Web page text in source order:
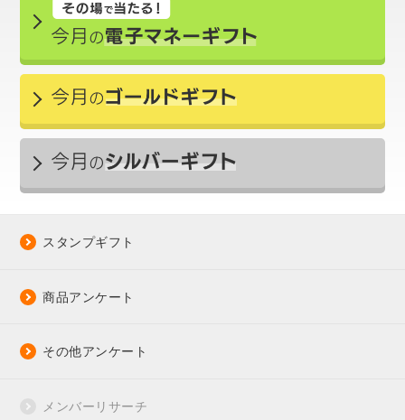
スタンプギフト
商品アンケート
その他アンケート
メンバーリサーチ